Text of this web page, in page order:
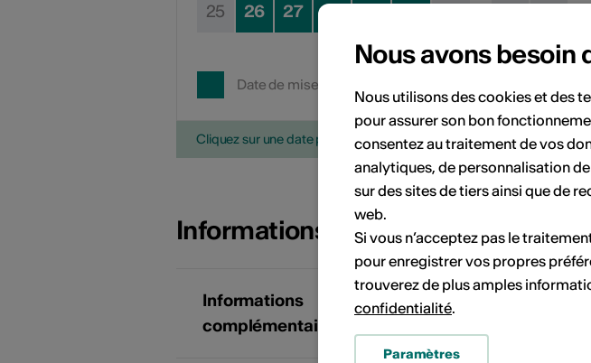
25 26 27 28
Date de mise en œuvre
Cliquez sur une date pour ajouter l'événement à votre calendrier.
Informations sur l'événement
Informations
complémentaires
PDF
Nous avons
Nous utilisons des cookies et des
pour assurer son bon
consentez au traitement de vos
analytiques, de personnalisation
sur des sites de tiers ainsi que de
web.
Si vous n’acceptez pas le
pour enregistrer vos propres
trouverez de plus amples
confidentialité.
Paramètres